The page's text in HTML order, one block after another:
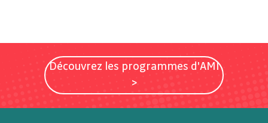
Découvrez les programmes d'AMI
>